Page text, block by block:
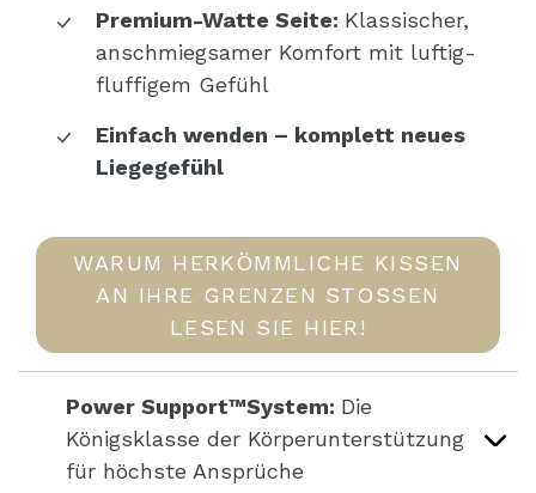
Premium-Watte Seite: Klassischer,
anschmiegsamer Komfort mit luftig-
fluffigem Gefühl
Einfach wenden – komplett neues
Liegegefühl
WARUM HERKÖMMLICHE KISSEN
AN IHRE GRENZEN STOSSEN L
ESEN SIE HIER!
Power Support™System: Die
Königsklasse der Körperunterstützung
für höchste Ansprüche